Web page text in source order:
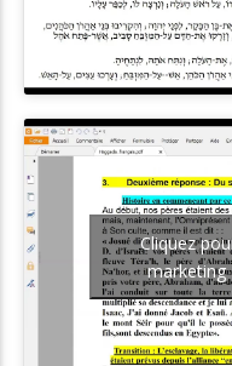
Cliquez
marketing